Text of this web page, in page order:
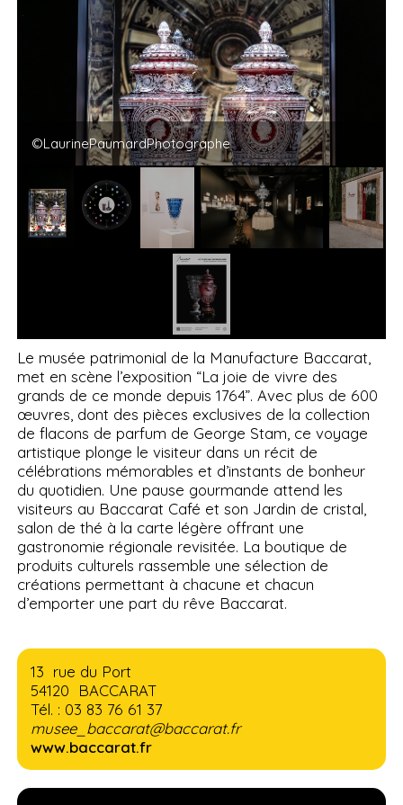
©LaurinePaumardPhotographe
Le musée patrimonial de la Manufacture Baccarat,
met en scène l’exposition “La joie de vivre des
grands de ce monde depuis 1764”. Avec plus de 600
œuvres, dont des pièces exclusives de la collection
de flacons de parfum de George Stam, ce voyage
artistique plonge le visiteur dans un récit de
célébrations mémorables et d’instants de bonheur
du quotidien. Une pause gourmande attend les
visiteurs au Baccarat Café et son Jardin de cristal,
salon de thé à la carte légère offrant une
gastronomie régionale revisitée. La boutique de
produits culturels rassemble une sélection de
créations permettant à chacune et chacun
d’emporter une part du rêve Baccarat.
13 rue du Port
54120 BACCARAT
Tél. : 03 83 76 61 37
musee_baccarat@baccarat.fr
www.baccarat.fr